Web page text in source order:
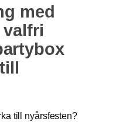
med
valfri
till nyårsfesten?